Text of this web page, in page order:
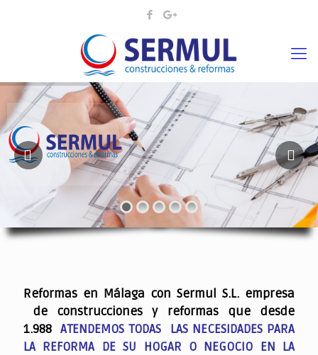
¡¡DAMOS VIDA A SUS
Reformas en Málaga con Sermul S.L. empresa
de construcciones y reformas que desde
1.988ATENDEMOS TODAS LAS NECESIDADES PARA
LA REFORMA DE SU HOGAR O NEGOCIO EN LA